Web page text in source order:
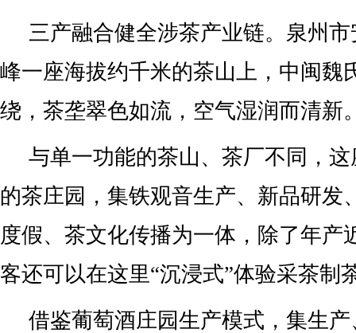
三产融合健全涉茶产业链。泉州
峰一座海拔约千米的茶山上，中闽魏
绕，茶垄翠色如流，空气湿润而清新
与单一功能的茶山、茶厂不同，
的茶庄园，集铁观音生产、新品研发
度假、茶文化传播为一体，除了年产
客还可以在这里“沉浸式”体验采茶制
借鉴葡萄酒庄园生产模式，集生